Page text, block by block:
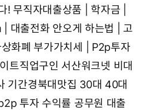
! 무직자대출상품 | 학자금 |
| 대출전화 안오게 하는법 | 고
화폐 부가가치세 | P2p투자
트직업구인 서산워크넷 비대
기간경북대맛집 30대 40대
투자 수익률 공무원 대출